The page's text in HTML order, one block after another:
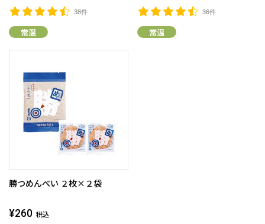
38件
常温
36件
常温
勝つめんべい ２枚×２袋
¥260 税込